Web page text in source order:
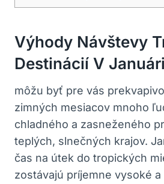
Výhody Návštevy
Destinácií V Januári
môžu byť pre vás
zimných mesiacov mnoho
chladného a zasneženého
teplých, slnečných krajov.
čas na útek do tropických
zostávajú príjemne vysoké a